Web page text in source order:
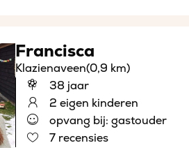
Francisca
Klazienaveen(0,9 km)
38 jaar
2 eigen kinderen
opvang bij: gastouder
7 recensies